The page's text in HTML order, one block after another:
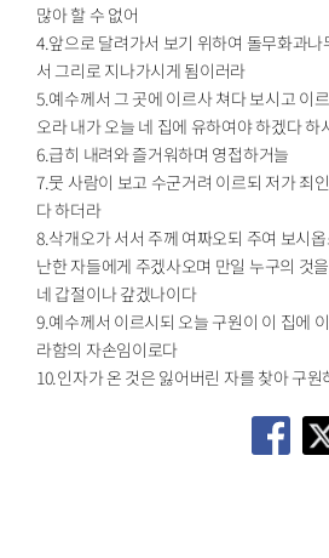
많아 할 수 없어
4.앞으로 달려가서 보기 위하여 돌무화과
서 그리로 지나가시게 됨이러라
5.예수께서 그 곳에 이르사 쳐다 보시고 이
오라 내가 오늘 네 집에 유하여야 하겠다 하
6.급히 내려와 즐거워하며 영접하거늘
7.뭇 사람이 보고 수군거려 이르되 저가 죄
다 하더라
8.삭개오가 서서 주께 여짜오되 주여 보시
난한 자들에게 주겠사오며 만일 누구의 것
네 갑절이나 갚겠나이다
9.예수께서 이르시되 오늘 구원이 이 집에
라함의 자손임이로다
10.인자가 온 것은 잃어버린 자를 찾아 구